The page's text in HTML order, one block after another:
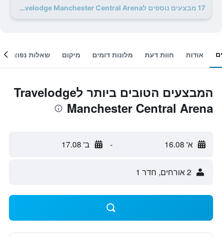
17 מבצעים נוספים לTravelodge Manchester Central Arena
אודות חוות דעת מלונות דומים מיקום שאלות נפוצות
המבצעים הטובים ביותר לTravelodge
Manchester Central Arena
א' 16.08 - ב' 17.08
2 אורחים, חדר 1